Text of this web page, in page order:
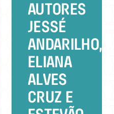
AUTORES
JESSÉ
ANDARILHO,
ELIANA
ALVES
CRUZ E